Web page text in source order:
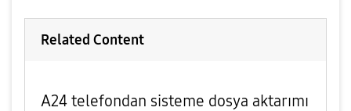
Related Content
A24 telefondan sisteme dosya aktarımı